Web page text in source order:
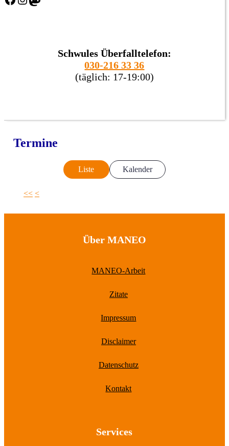
Schwules Überfalltelefon:
030-216 33 36
(täglich: 17-19:00)
Termine
Liste Kalender
<< <
Über MANEO
MANEO-Arbeit
Zitate
Impressum
Disclaimer
Datenschutz
Kontakt
Services